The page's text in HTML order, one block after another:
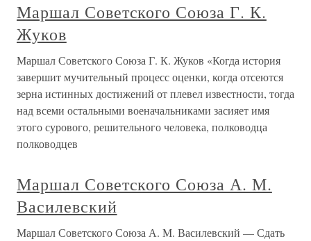
Маршал Советского Союза Г. К.
Жуков
Маршал Советского Союза Г. К. Жуков «Когда история
завершит мучительный процесс оценки, когда отсеются
зерна истинных достижений от плевел известности, тогда
над всеми остальными военачальниками засияет имя
этого сурового, решительного человека, полководца
полководцев
Маршал Советского Союза А. М.
Василевский
Маршал Советского Союза А. М. Василевский — Сдать